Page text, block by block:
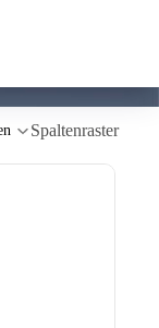
Spaltenraster